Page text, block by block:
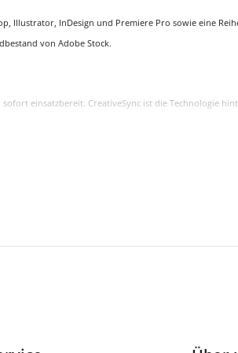
Illustrator, InDesign und Premiere Pro sowie eine
von Adobe Stock.
einsatzbereit. CreativeSync ist die Technologie
50 Millionen hochkarätige, lizenzfreie Fotos,
Tablet oder Smartphone.